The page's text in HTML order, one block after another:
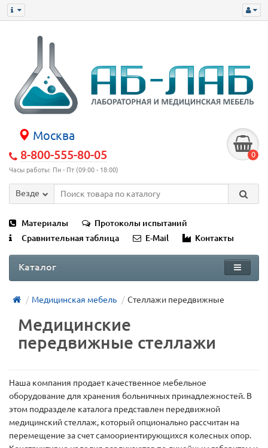
Москва
8-800-555-80-05
Часы работы: Пн - Пт (09:00 - 18:00)
0
Везде
Материалы
Протоколы испытаний
Сравнительная таблица
E-Mail Контакты
Каталог
Медицинская мебель Стеллажи передвижные
Медицинские
передвижные стеллажи
Наша компания продает качественное мебельное
оборудование для хранения больничных принадлежностей. В
этом подразделе каталога представлен передвижной
медицинский стеллаж, который опционально рассчитан на
перемещение за счет самоориентирующихся колесных опор.